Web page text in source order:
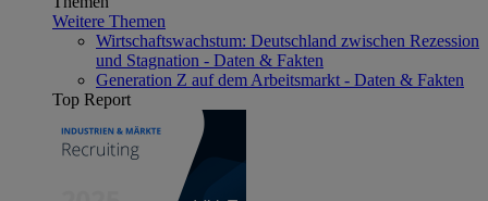
Weitere Themen
Wirtschaftswachstum: Deutschland zwischen Rezession
und Stagnation - Daten & Fakten
Generation Z auf dem Arbeitsmarkt - Daten & Fakten
Top Report